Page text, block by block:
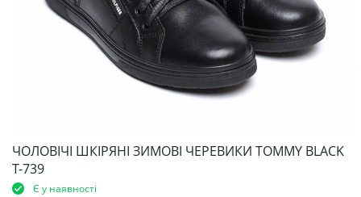
ЧОЛОВІЧІ ШКІРЯНІ ЗИМОВІ ЧЕРЕВИКИ TOMMY BLACK
Т-739
Є у наявності